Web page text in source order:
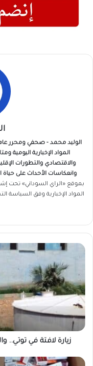
الوليد محمد - صحفي ومحرر عام
المواد الإخبارية اليومية
والاقتصادي والتطورات
وانعكاسات الأحداث على حياة
بموقع «الراي السوداني» تحت
المواد الإخبارية وفق السياسة
زيارة
توتي..
والي
الخرطوم
يواجه
الواقع
الصعب
زيارة لافتة في توتي..
ضبط